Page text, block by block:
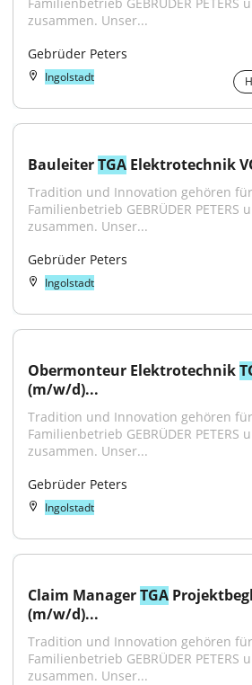
zusammen. Unser...
Gebrüder Peters
Ingolstadt
Bauleiter TGA Elektrotechnik
Tradition und Innovation gehören
Familienbetrieb GEBRÜDER PETERS
zusammen. Unser...
Gebrüder Peters
Ingolstadt
Obermonteur Elektrotechnik
(m/w/d)...
Tradition und Innovation gehören
Familienbetrieb GEBRÜDER PETERS
zusammen. Unser...
Gebrüder Peters
Ingolstadt
Claim Manager TGA
(m/w/d)...
Tradition und Innovation gehören
Familienbetrieb GEBRÜDER PETERS
zusammen. Unser...